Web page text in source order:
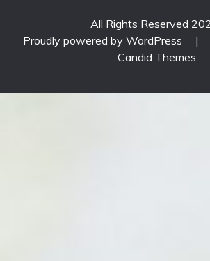
All Rights Reserved
Proudly powered by WordPress
|
Candid Themes.